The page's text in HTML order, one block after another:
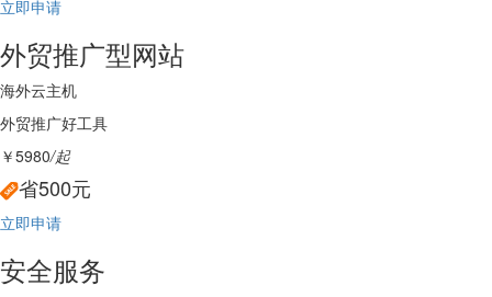
立即申请
外贸推广型网站
海外云主机
外贸推广好工具
￥5980/起
省500元
立即申请
安全服务